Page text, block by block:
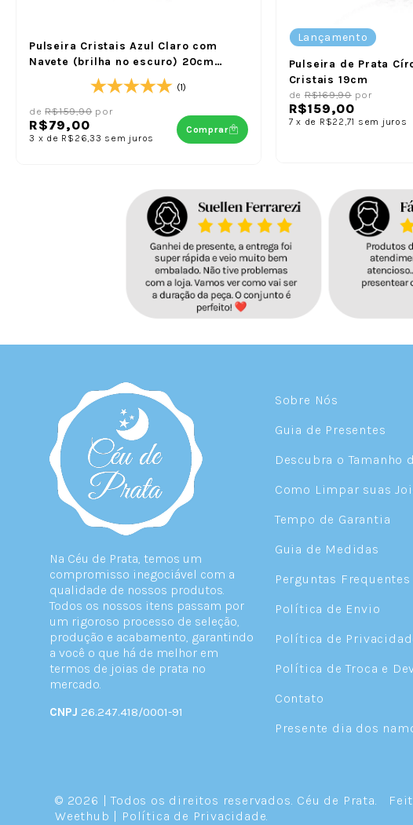
Pulseira Cristais Azul Claro com
Navete (brilha no escuro) 20cm
Fecho em Prata
(1)
deR$159,90por
R$79,00
3 x de R$26,33 sem juros
Comprar
Lançamento
Pulseira de Prata
Cristais 19cm
deR$169,90por
R$159,00
7 x de R$22,71 sem juros
Na Céu de Prata, temos um
compromisso inegociável com a
qualidade de nossos produtos.
Todos os nossos itens passam por
um rigoroso processo de seleção,
produção e acabamento, garantindo
a você o que há de melhor em
termos de joias de prata no
mercado.
CNPJ 26.247.418/0001-91
Sobre Nós
Guia de Presentes
Descubra o Tamanho
Como Limpar suas
Tempo de Garantia
Guia de Medidas
Perguntas Frequentes
Política de Envio
Política de
Política de Troca e
Contato
Presente dia dos
© 2026 | Todos os direitos reservados. Céu de Prata.
Weethub | Política de Privacidade.